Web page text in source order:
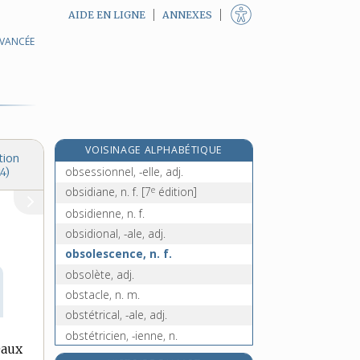
AIDE EN LIGNE ANNEXES
VOISINAGE ALPHABÉTIQUE
obsession, n. f.
obsessionnel, -elle, adj.
obsidiane, n. f. [7e édition]
obsidienne, n. f.
obsidional, -ale, adj.
obsolescence, n. f.
obsolète, adj.
obstacle, n. m.
obstétrical, -ale, adj.
obstétricien, -ienne, n.
obstétrique, n. f.